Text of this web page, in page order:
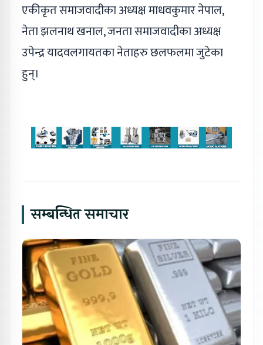
एकीकृत समाजवादीका अध्यक्ष माधवकुमार नेपाल,
नेता झलनाथ खनाल, जनता समाजवादीका अध्यक्ष
उपेन्द्र यादवलगायतका नेताहरु छलफलमा जुटेका
हुन्।
सम्बन्धित समाचार